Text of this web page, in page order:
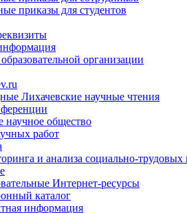
приказы для студентов
организации
Лихачевские научные чтения
научное общество
работ
и анализа социально-трудовых
Интернет-ресурсы
каталог
информация